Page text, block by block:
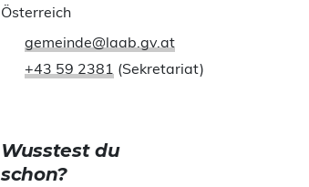
Österreich
gemeinde@laab.gv.at
+43 59 2381 (Sekretariat)
Wusstest du
schon?